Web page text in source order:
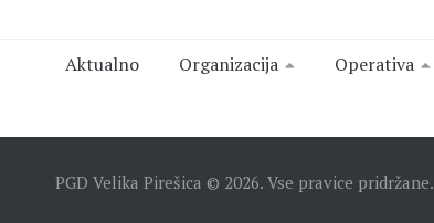
Aktualno Organizacija Operativa
PGD Velika Pirešica © 2026. Vse pravice pridržane.